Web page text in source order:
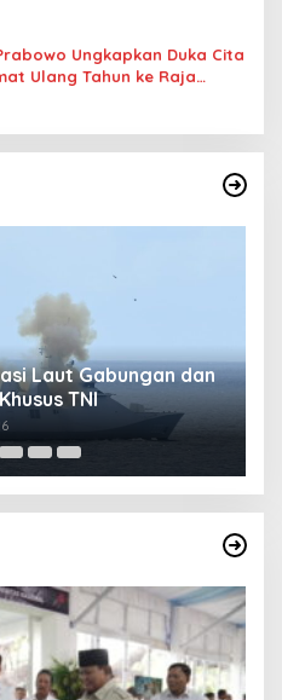
Ungkapkan Duka Cita
Ulang Tahun ke Raja
Laut Gabungan dan
TNI